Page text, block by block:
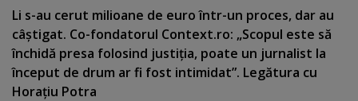
Li s-au cerut milioane de euro într-un proces, dar au
câştigat. Co-fondatorul Context.ro: „Scopul este să
închidă presa folosind justiţia, poate un jurnalist la
început de drum ar fi fost intimidat”. Legătura cu
Horaţiu Potra